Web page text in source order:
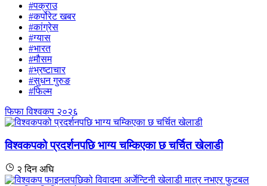
#पक्राउ
#कर्पोरेट खबर
#कांग्रेस
#ग्यास
#भारत
#मौसम
#भ्रष्टाचार
#सुधन गुरुङ
#फिल्म
फिफा विश्वकप २०२६
विश्वकपको प्रदर्शनपछि भाग्य चम्किएका छ चर्चित खेलाडी
२ दिन अघि